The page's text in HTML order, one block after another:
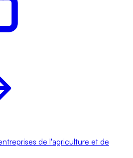
de l'agriculture et de